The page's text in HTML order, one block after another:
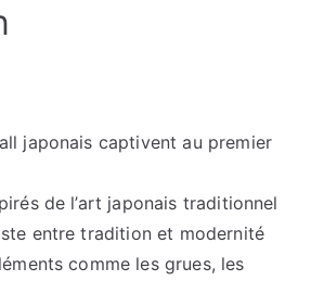
japonais captivent au premier
de l’art japonais traditionnel
entre tradition et modernité
comme les grues, les